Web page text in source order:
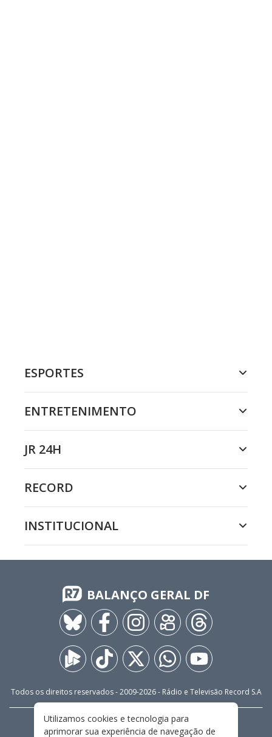
ESPORTES
ENTRETENIMENTO
JR 24H
RECORD
INSTITUCIONAL
BALANÇO GERAL DF
Todos os direitos reservados - 2009-2026- Rádio e Televisão Record S.A
FALE CONOSCO
PRIVACIDADE
Utilizamos cookies e tecnologia para
aprimorar sua experiência de navegação de